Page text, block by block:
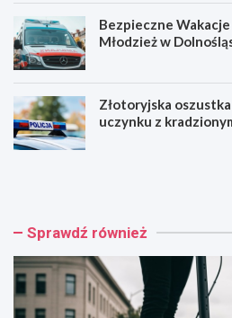
Bezpieczne
Młodzież w
Złotoryjska
uczynku z
H
n
g
a
k
R
n
y
P
i
Sprawdź również